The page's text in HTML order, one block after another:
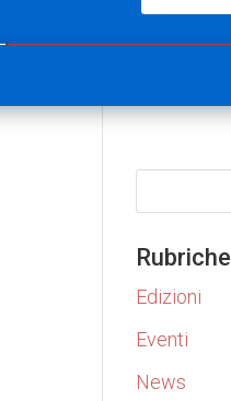
1
Rubriche
Edizioni
Eventi
News